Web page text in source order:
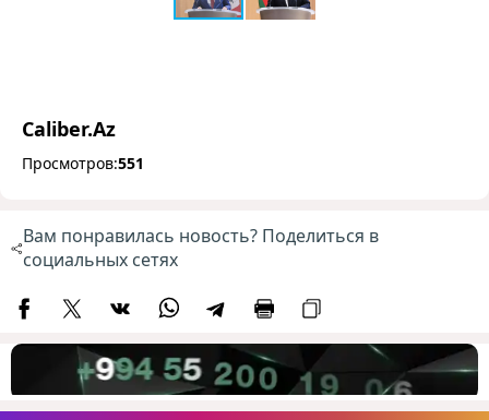
Caliber.Az
Просмотров:551
Вам понравилась новость? Поделиться в
социальных сетях